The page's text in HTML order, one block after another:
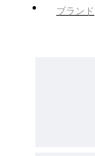
ブランド